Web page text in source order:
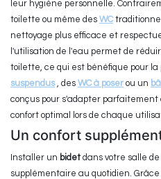
leur hygiène personnelle.
toilette ou même des WC
nettoyage plus efficace et
l'utilisation de l'eau permet de
toilette, ce qui est bénéfique pour la
suspendus, des WC à poser ou un
conçus pour s'adapter
confort optimal lors de chaque
Un confort
Installer un bidet dans votre salle
supplémentaire au quotidien. Grâce